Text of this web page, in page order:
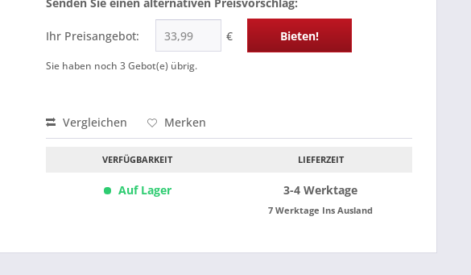
Ihr Preisangebot: € Bieten!
Sie haben noch 3Gebot(e) übrig.
Vergleichen Merken
VERFÜGBARKEIT
Auf Lager
LIEFERZEIT
3-4 Werktage
7 Werktage Ins Ausland